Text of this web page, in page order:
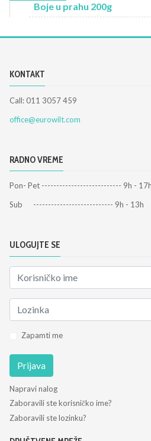
Boje u prahu 200g
KONTAKT
Call: 011 3057 459
office@eurowilt.com
RADNO VREME
Pon- Pet --------------------------- 9h - 17h
Sub --------------------------- 9h - 13h
ULOGUJTE SE
Zapamti me
Prijava
Napravi nalog
Zaboravili ste korisničko ime?
Zaboravili ste lozinku?